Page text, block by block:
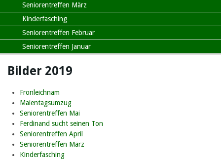
Seniorentreffen März
Kinderfasching
Seniorentreffen Februar
Seniorentreffen Januar
Bilder 2019
Fronleichnam
Maientagsumzug
Seniorentreffen Mai
Ferdinand sucht seinen Ton
Seniorentreffen April
Seniorentreffen März
Kinderfasching